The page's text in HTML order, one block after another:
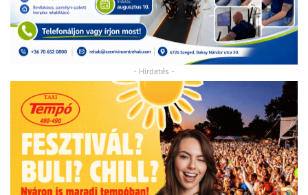
- Hirdetés -